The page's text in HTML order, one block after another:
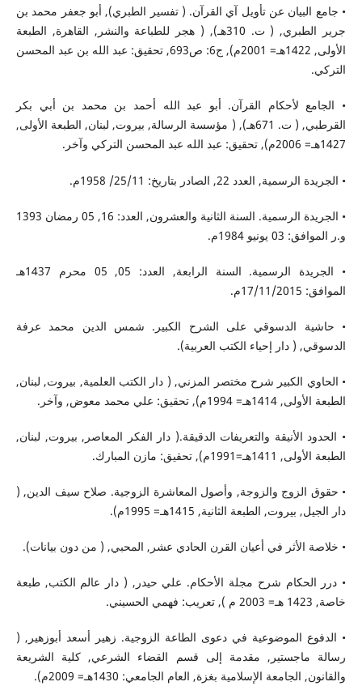
• جامع البيان عن تأويل آي القرآن. ( تفسير الطبري), أبو جعفر محمد بن
جرير الطبري, ( ت. 310هـ), ( هجر للطباعة والنشر, القاهرة, الطبعة
الأولى, 1422هـ= 2001م), ج6: ص693, تحقيق: عبد الله بن عبد المحسن
التركي.
• الجامع لأحكام القرآن. أبو عبد الله أحمد بن محمد بن أبي بكر
القرطبي, ( ت. 671هـ), ( مؤسسة الرسالة, بيروت, لبنان, الطبعة الأولى,
1427هـ= 2006م), تحقيق: عبد الله عبد المحسن التركي وآخر.
• الجريدة الرسمية, العدد 22, الصادر بتاريخ: 25/11/ 1958م.
• الجريدة الرسمية. السنة الثانية والعشرون, العدد: 16, 05 رمضان 1393
و.ر الموافق: 03 يونيو 1984م.
• الجريدة الرسمية. السنة الرابعة, العدد: 05, 05 محرم 1437هـ
الموافق: 17/11/2015م.
• حاشية الدسوقي على الشرح الكبير. شمس الدين محمد عرفة
الدسوقي, ( دار إحياء الكتب العربية).
• الحاوي الكبير شرح مختصر المزني, ( دار الكتب العلمية, بيروت, لبنان,
الطبعة الأولى, 1414هـ= 1994م), تحقيق: علي محمد معوض, وآخر.
• الحدود الأنيقة والتعريفات الدقيقة.( دار الفكر المعاصر, بيروت, لبنان,
الطبعة الأولى, 1411هـ=1991م), تحقيق: مازن المبارك.
• حقوق الزوج والزوجة, وأصول المعاشرة الزوجية. صلاح سيف الدين, (
دار الجيل, بيروت, الطبعة الثانية, 1415هـ= 1995م).
• خلاصة الأثر في أعيان القرن الحادي عشر, المحبي, ( من دون بيانات).
• درر الحكام شرح مجلة الأحكام. علي حيدر, ( دار عالم الكتب, طبعة
خاصة, 1423 هـ= 2003 م ), تعريب: فهمي الحسيني.
• الدفوع الموضوعية في دعوى الطاعة الزوجية. زهير أسعد أبوزهير, (
رسالة ماجستير, مقدمة إلى قسم القضاء الشرعي, كلية الشريعة
والقانون, الجامعة الإسلامية بغزة, العام الجامعي: 1430هـ= 2009م).